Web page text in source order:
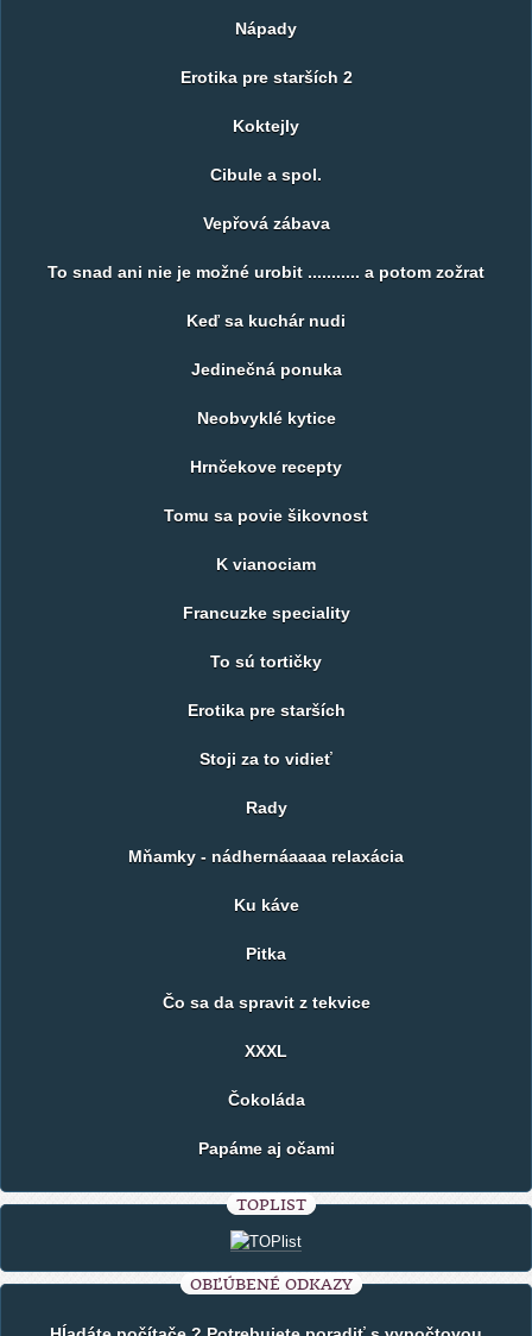
Nápady
Erotika pre starších 2
Koktejly
Cibule a spol.
Vepřová zábava
To snad ani nie je možné urobit ........... a potom zožrat
Keď sa kuchár nudi
Jedinečná ponuka
Neobvyklé kytice
Hrnčekove recepty
Tomu sa povie šikovnost
K vianociam
Francuzke speciality
To sú tortičky
Erotika pre starších
Stoji za to vidieť
Rady
Mňamky - nádhernáaaaa relaxácia
Ku káve
Pitka
Čo sa da spravit z tekvice
XXXL
Čokoláda
Papáme aj očami
TOPLIST
OBĽÚBENÉ ODKAZY